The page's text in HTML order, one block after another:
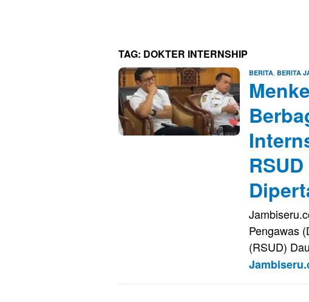
TAG: DOKTER INTERNSHIP
BERITA BERITA
Pengawas
(RSUD)